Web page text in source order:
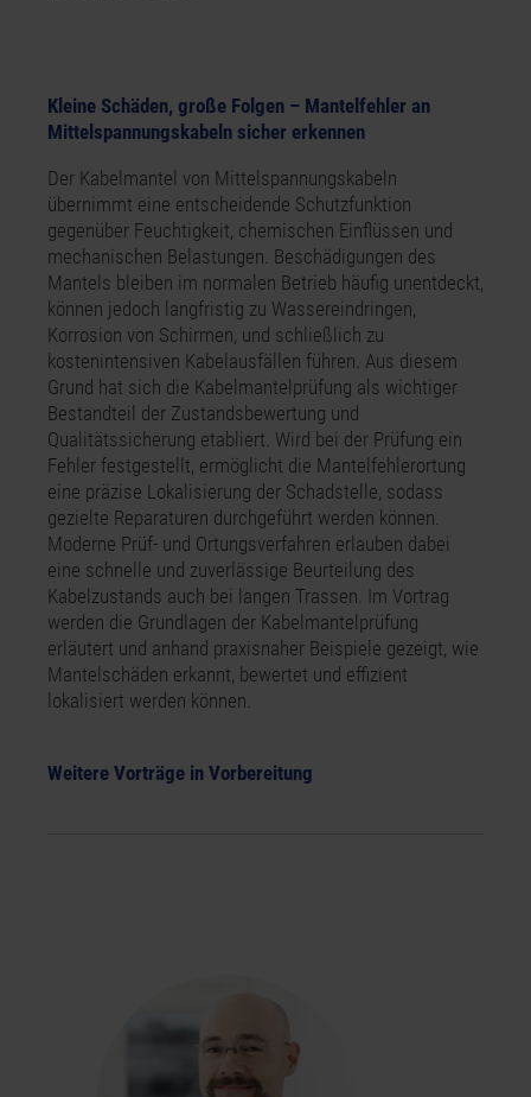
Kleine Schäden, große Folgen – Mantelfehler an
Mittelspannungskabeln sicher erkennen
Der Kabelmantel von Mittelspannungskabeln
übernimmt eine entscheidende Schutzfunktion
gegenüber Feuchtigkeit, chemischen Einflüssen und
mechanischen Belastungen. Beschädigungen des
Mantels bleiben im normalen Betrieb häufig unentdeckt,
können jedoch langfristig zu Wassereindringen,
Korrosion von Schirmen, und schließlich zu
kostenintensiven Kabelausfällen führen. Aus diesem
Grund hat sich die Kabelmantelprüfung als wichtiger
Bestandteil der Zustandsbewertung und
Qualitätssicherung etabliert. Wird bei der Prüfung ein
Fehler festgestellt, ermöglicht die Mantelfehlerortung
eine präzise Lokalisierung der Schadstelle, sodass
gezielte Reparaturen durchgeführt werden können.
Moderne Prüf- und Ortungsverfahren erlauben dabei
eine schnelle und zuverlässige Beurteilung des
Kabelzustands auch bei langen Trassen. Im Vortrag
werden die Grundlagen der Kabelmantelprüfung
erläutert und anhand praxisnaher Beispiele gezeigt, wie
Mantelschäden erkannt, bewertet und effizient
lokalisiert werden können.
Weitere Vorträge in Vorbereitung